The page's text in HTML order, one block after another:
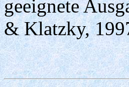
geeignete
& Klatzky,